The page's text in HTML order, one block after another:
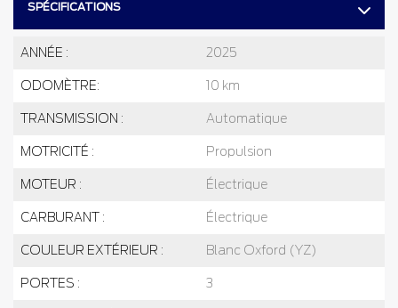
SPÉCIFICATIONS
ANNÉE : 2025
ODOMÈTRE: 10 km
TRANSMISSION : Automatique
MOTRICITÉ : Propulsion
MOTEUR : Électrique
CARBURANT : Électrique
COULEUR EXTÉRIEUR : Blanc Oxford (YZ)
PORTES : 3